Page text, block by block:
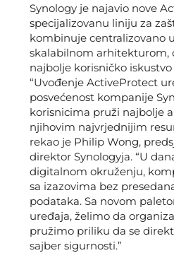
Synology je najavio nove
specijalizovanu liniju za
kombinuje centralizovano
skalabilnom arhitekturom,
najbolje korisničko iskustvo
“Uvođenje ActiveProtect
posvećenost kompanije
korisnicima pruži najbolje
njihovim najvrjednijim
rekao je Philip Wong,
direktor Synologyja. “U
digitalnom okruženju,
sa izazovima bez
podataka. Sa novom
uređaja, želimo da
pružimo priliku da se
sajber sigurnosti.”